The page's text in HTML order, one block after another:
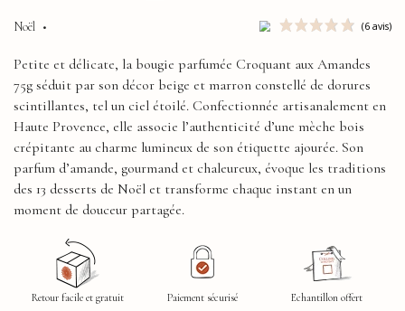
Noël •
Petite et délicate, la bougie parfumée Croquant aux Amandes
75g séduit par son décor beige et marron constellé de dorures
scintillantes, tel un ciel étoilé. Confectionnée artisanalement en
Haute Provence, elle associe l’authenticité d’une mèche bois
crépitante au charme lumineux de son étiquette ajourée. Son
parfum d’amande, gourmand et chaleureux, évoque les traditions
des 13 desserts de Noël et transforme chaque instant en un
moment de douceur partagée.
Retour facile et gratuit Paiement sécurisé Echantillon offert